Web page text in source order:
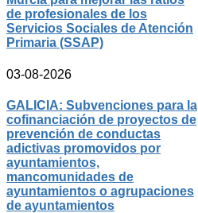
de profesionales de los
Servicios Sociales de Atención
Primaria (SSAP)
03-08-2026
GALICIA: Subvenciones para la
cofinanciación de proyectos de
prevención de conductas
adictivas promovidos por
ayuntamientos,
mancomunidades de
ayuntamientos o agrupaciones
de ayuntamientos